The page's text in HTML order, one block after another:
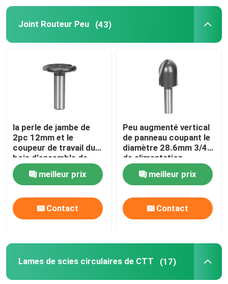
Joint Routeur Peu (43)
la perle de jambe de
2pc 12mm et le
coupeur de travail du
bois d'ensemble de
cannelure font les
baquets chauds
meilleur prix
Contact
Peu augmenté vertical
de panneau coupant le
diamètre 28.6mm 3/4"
de alimentation
courant
meilleur prix
Contact
Lames de scies circulaires de CTT (17)